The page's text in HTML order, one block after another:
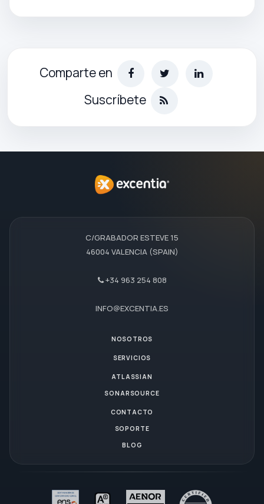
Comparte en
Suscríbete
C/GRABADOR ESTEVE 15
46004 VALENCIA (SPAIN)
+34 963 254 808
INFO@EXCENTIA.ES
NOSOTROS
SERVICIOS
ATLASSIAN
SONARSOURCE
CONTACTO
SOPORTE
BLOG